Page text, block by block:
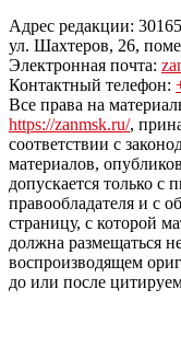
Адрес редакции:
ул. Шахтеров, 26,
Электронная почта:
Контактный телефон:
Все права на
https://zanmsk.ru/,
соответствии с
материалов,
допускается только с
правообладателя и с
страницу, с которой
должна размещаться
воспроизводящем
до или после